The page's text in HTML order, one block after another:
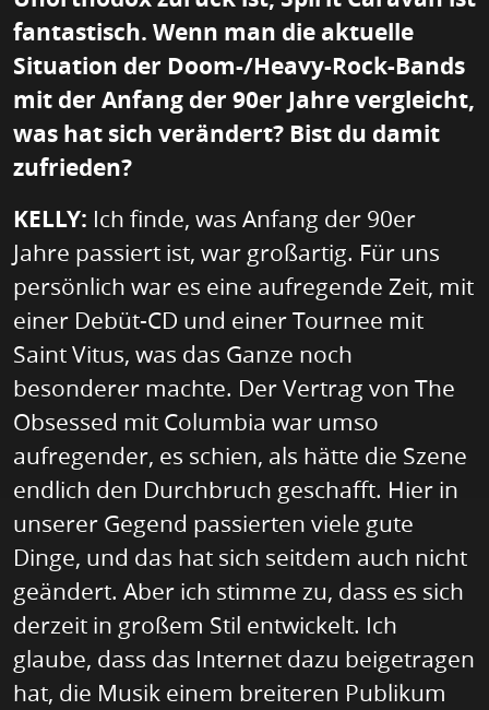
fantastisch. Wenn man die aktuelle
Situation der Doom-/Heavy-Rock-Bands
mit der Anfang der 90er Jahre vergleicht,
was hat sich verändert? Bist du damit
zufrieden?
KELLY: Ich finde, was Anfang der 90er
Jahre passiert ist, war großartig. Für uns
persönlich war es eine aufregende Zeit, mit
einer Debüt-CD und einer Tournee mit
Saint Vitus, was das Ganze noch
besonderer machte. Der Vertrag von The
Obsessed mit Columbia war umso
aufregender, es schien, als hätte die Szene
endlich den Durchbruch geschafft. Hier in
unserer Gegend passierten viele gute
Dinge, und das hat sich seitdem auch nicht
geändert. Aber ich stimme zu, dass es sich
derzeit in großem Stil entwickelt. Ich
glaube, dass das Internet dazu beigetragen
hat, die Musik einem breiteren Publikum